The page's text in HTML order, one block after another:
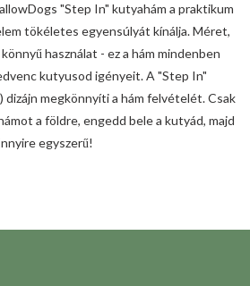
"Step In" kutyahám a praktikum
tökéletes egyensúlyát kínálja. Méret,
használat - ez a hám mindenben
kutyusod igényeit. A "Step In"
dizájn megkönnyíti a hám felvételét. Csak
a földre, engedd bele a kutyád, majd
egyszerű!